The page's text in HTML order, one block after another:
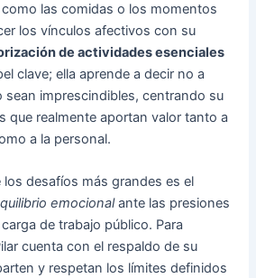
las comidas o los momentos
los vínculos afectivos con su
de actividades esenciales
clave; ella aprende a decir no a
imprescindibles, centrando su
que realmente aportan valor tanto a
a la personal.
desafíos más grandes es el
emocionalante las presiones
de trabajo público. Para
cuenta con el respaldo de su
y respetan los límites definidos